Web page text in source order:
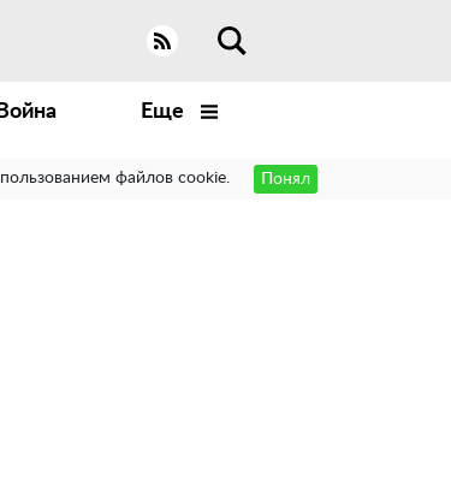
Война Еще
файлов cookie. Понял